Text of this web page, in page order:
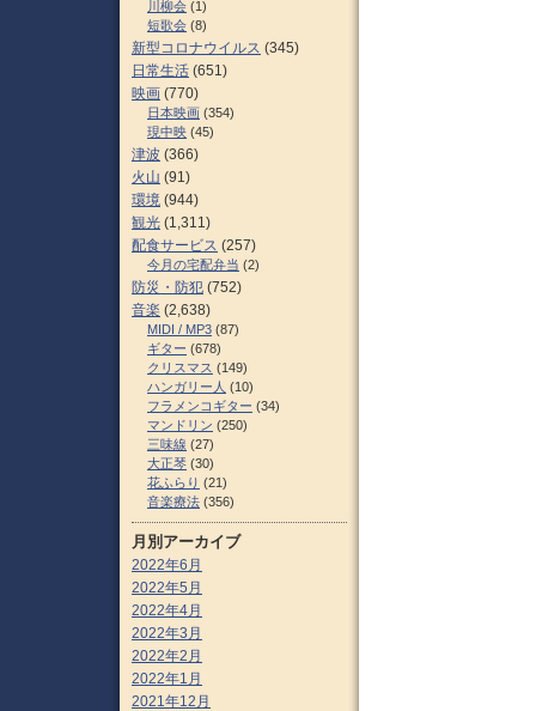
川柳会 (1)
短歌会 (8)
新型コロナウイルス (345)
日常生活 (651)
映画 (770)
日本映画 (354)
現中映 (45)
津波 (366)
火山 (91)
環境 (944)
観光 (1,311)
配食サービス (257)
今月の宅配弁当 (2)
防災・防犯 (752)
音楽 (2,638)
MIDI / MP3 (87)
ギター (678)
クリスマス (149)
ハンガリー人 (10)
フラメンコギター (34)
マンドリン (250)
三味線 (27)
大正琴 (30)
花ふらり (21)
音楽療法 (356)
月別アーカイブ
2022年6月
2022年5月
2022年4月
2022年3月
2022年2月
2022年1月
2021年12月